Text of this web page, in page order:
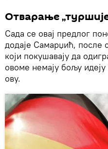
Отварање
Сада се овај предлог
додаје Самарџић, после
који покушавају да
овоме немају бољу
ову.